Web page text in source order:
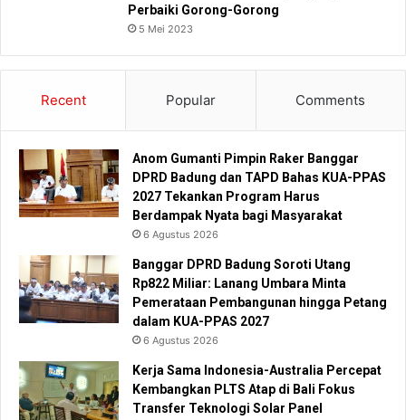
Perbaiki Gorong-Gorong
5 Mei 2023
Recent Popular Comments
Anom Gumanti Pimpin Raker Banggar
DPRD Badung dan TAPD Bahas KUA-PPAS
2027 Tekankan Program Harus
Berdampak Nyata bagi Masyarakat
6 Agustus 2026
Banggar DPRD Badung Soroti Utang
Rp822 Miliar: Lanang Umbara Minta
Pemerataan Pembangunan hingga Petang
dalam KUA-PPAS 2027
6 Agustus 2026
Kerja Sama Indonesia-Australia Percepat
Kembangkan PLTS Atap di Bali Fokus
Transfer Teknologi Solar Panel